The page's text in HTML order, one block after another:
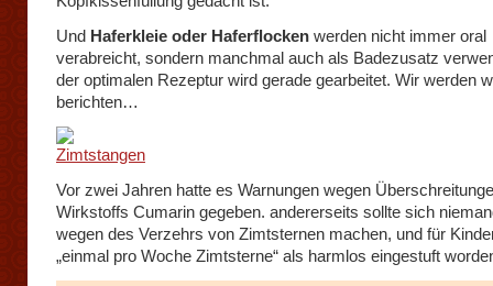
Und Haferkleie oder Haferflocken werden nicht immer oral
verabreicht, sondern manchmal auch als Badezusatz
der optimalen Rezeptur wird gerade gearbeitet. Wir werden
berichten…
Vor zwei Jahren hatte es Warnungen wegen
Wirkstoffs Cumarin gegeben. andererseits sollte sich
wegen des Verzehrs von Zimtsternen machen, und für
„einmal pro Woche Zimtsterne“ als harmlos eingestuft